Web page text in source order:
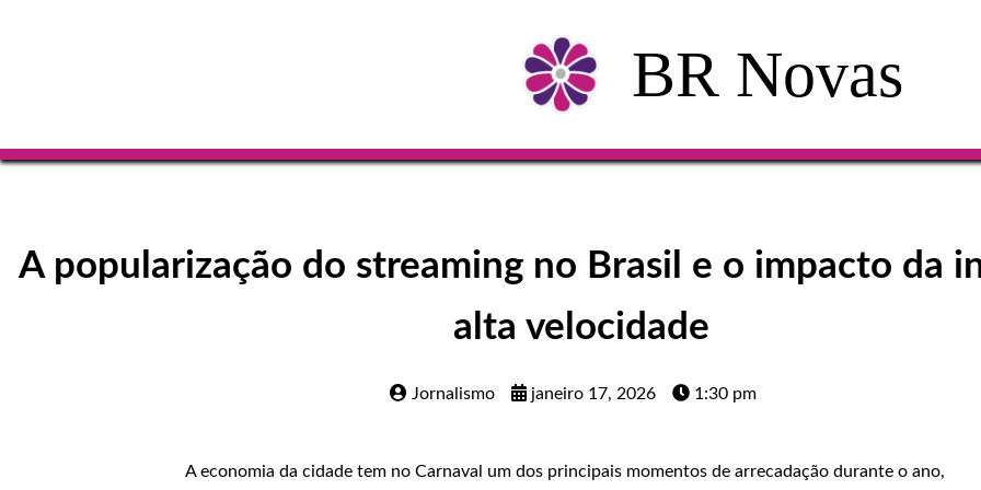
BR Novas
A popularização do streaming no Brasil e o impacto da
alta velocidade
Jornalismo janeiro 17, 2026 1:30 pm
A economia da cidade tem no Carnaval um dos principais momentos de arrecadação durante o ano,